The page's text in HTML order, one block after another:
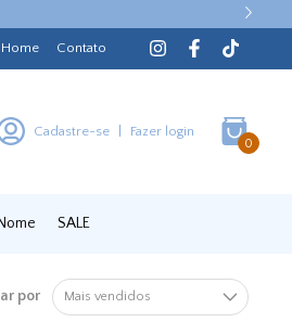
Home Contato
Cadastre-se Fazer login
0
SALE
por